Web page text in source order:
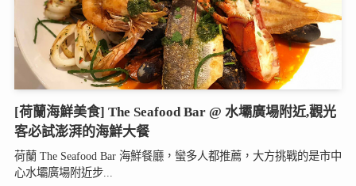
[荷蘭海鮮美食] The Seafood Bar @ 水壩廣場附近,觀光
客必試澎湃的海鮮大餐
荷蘭 The Seafood Bar 海鮮餐廳，蠻多人都推薦，大方挑戰的是市中
心水壩廣場附近步...